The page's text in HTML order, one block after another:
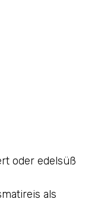
oder edelsüß
als